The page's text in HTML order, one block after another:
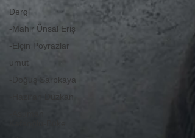
Dergi
-Mahir Ünsal Eriş
-Elçin Poyrazlar
umut
-Doğuş Sarpkaya
-Haziran Düzkan